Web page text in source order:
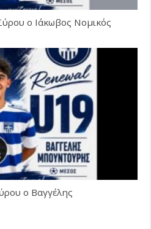
ο Ιάκωβος Νομικός
ο Βαγγέλης